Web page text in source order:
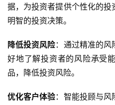
据，为投资者提供个性化的
明智的投资决策。
降低投资风险：通过精准的
好地了解投资者的风险承受
品，降低投资风险。
优化客户体验：智能投顾与